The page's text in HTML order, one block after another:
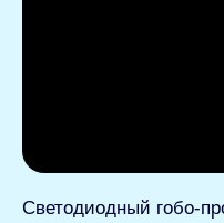
Светодиодный гобо-